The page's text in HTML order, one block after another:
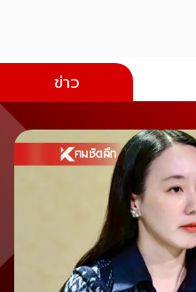
ข่าว